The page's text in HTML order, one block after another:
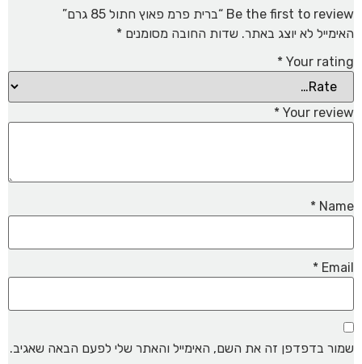
Be the first to review “ברית פרמ פאוץ חתול 85 גרם”
האימייל לא יוצג באתר. שדות החובה מסומנים *
Your rating
*
Your review
*
Name
*
Email
*
שמור בדפדפן זה את השם, האימייל והאתר שלי לפעם הבאה שאגיב.